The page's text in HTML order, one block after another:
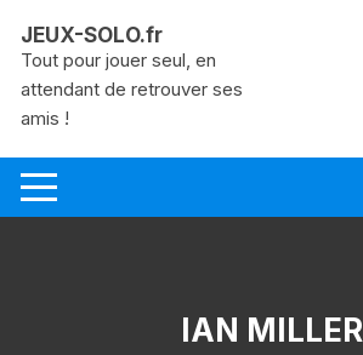
contenu
JEUX-SOLO.fr
Tout pour jouer seul, en
attendant de retrouver ses
amis !
IAN MILLER